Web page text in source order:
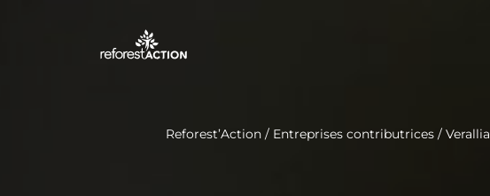
Reforest’Action / Entreprises contributrices / Verallia